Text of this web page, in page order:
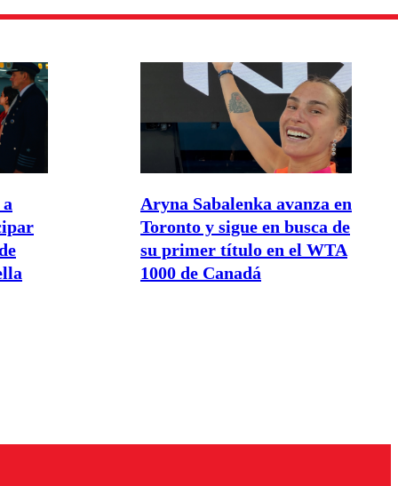
Aryna Sabalenka avanza en
Toronto y sigue en busca de
su primer título en el WTA
1000 de Canadá